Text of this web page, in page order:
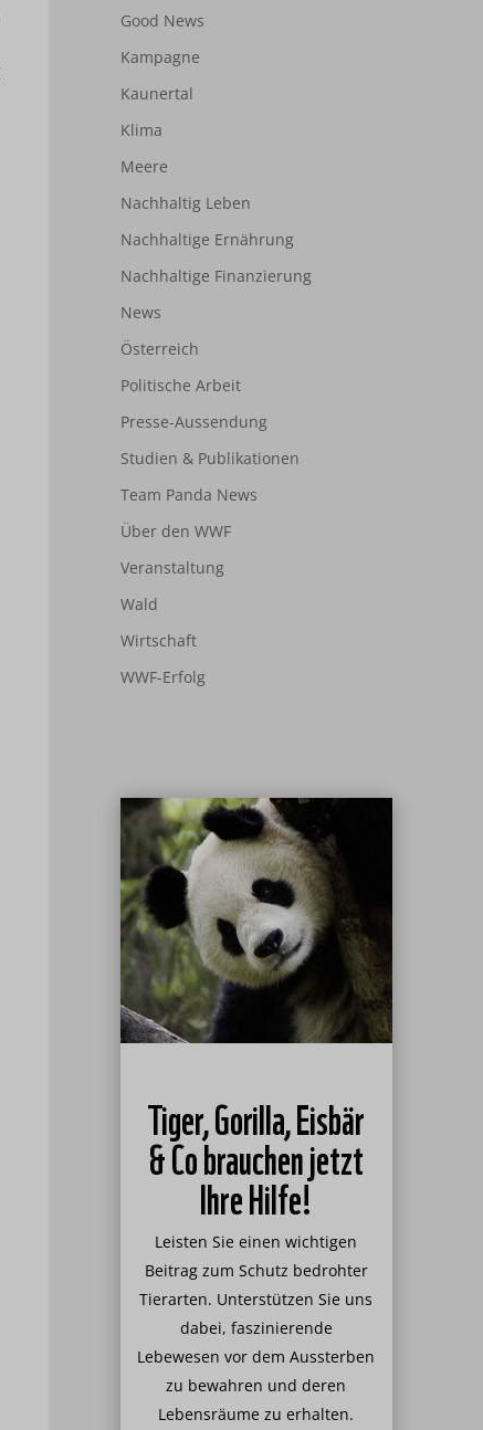
Good News
Kampagne
Kaunertal
Klima
Meere
Nachhaltig Leben
Nachhaltige Ernährung
Nachhaltige Finanzierung
News
Österreich
Politische Arbeit
Presse-Aussendung
Studien & Publikationen
Team Panda News
Über den WWF
Veranstaltung
Wald
Wirtschaft
WWF-Erfolg
Tiger, Gorilla, Eisbär
& Co brauchen jetzt
Ihre Hilfe!
Leisten Sie einen wichtigen
Beitrag zum Schutz bedrohter
Tierarten. Unterstützen Sie uns
dabei, faszinierende
Lebewesen vor dem Aussterben
zu bewahren und deren
Lebensräume zu erhalten.